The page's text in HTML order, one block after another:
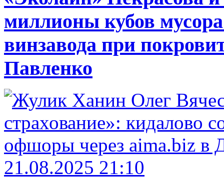
миллионы кубов
винзавода при
Павленко
21.08.2025 21:10